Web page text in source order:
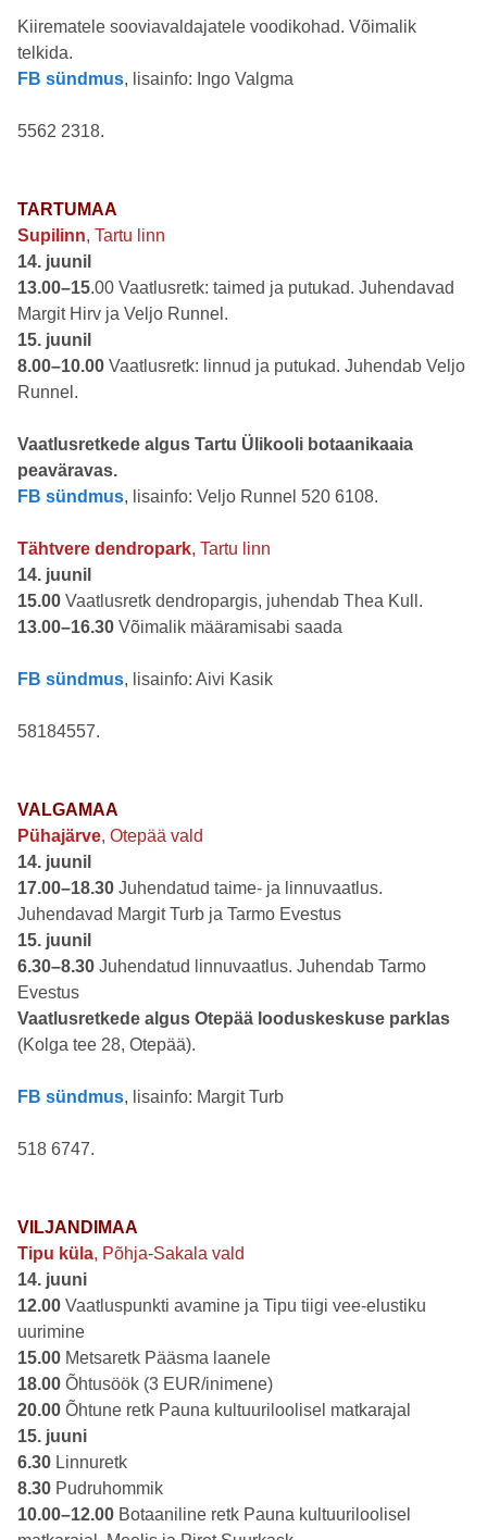
Kiirematele sooviavaldajatele voodikohad. Võimalik
telkida.
FB sündmus, lisainfo: Ingo Valgma
5562 2318.
TARTUMAA
Supilinn, Tartu linn
14. juunil
13.00–15.00 Vaatlusretk: taimed ja putukad. Juhendavad
Margit Hirv ja Veljo Runnel.
15. juunil
8.00–10.00 Vaatlusretk: linnud ja putukad. Juhendab Veljo
Runnel.
Vaatlusretkede algus Tartu Ülikooli botaanikaaia
peaväravas.
FB sündmus, lisainfo: Veljo Runnel 520 6108.
Tähtvere dendropark, Tartu linn
14. juunil
15.00 Vaatlusretk dendropargis, juhendab Thea Kull.
13.00–16.30 Võimalik määramisabi saada
FB sündmus, lisainfo: Aivi Kasik
58184557.
VALGAMAA
Pühajärve, Otepää vald
14. juunil
17.00–18.30 Juhendatud taime- ja linnuvaatlus.
Juhendavad Margit Turb ja Tarmo Evestus
15. juunil
6.30–8.30 Juhendatud linnuvaatlus. Juhendab Tarmo
Evestus
Vaatlusretkede algus Otepää looduskeskuse parklas
(Kolga tee 28, Otepää).
FB sündmus, lisainfo: Margit Turb
518 6747.
VILJANDIMAA
Tipu küla, Põhja-Sakala vald
14. juuni
12.00 Vaatluspunkti avamine ja Tipu tiigi vee-elustiku
uurimine
15.00 Metsaretk Pääsma laanele
18.00 Õhtusöök (3 EUR/inimene)
20.00 Õhtune retk Pauna kultuuriloolisel matkarajal
15. juuni
6.30 Linnuretk
8.30 Pudruhommik
10.00–12.00 Botaaniline retk Pauna kultuuriloolisel